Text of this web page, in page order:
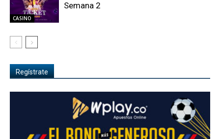
CASINO
Semana 2
Regístrate